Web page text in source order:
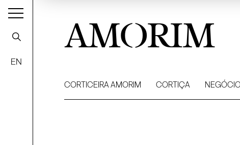
EN
AMORIM
CORTICEIRA AMORIM CORTIÇA